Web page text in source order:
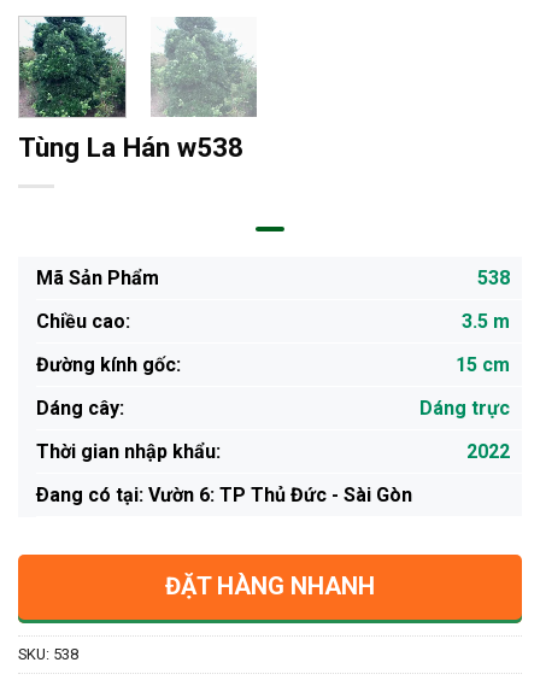
Tùng La Hán w538
Mã Sản Phẩm
538
Chiều cao:
3.5 m
Đường kính gốc:
15 cm
Dáng cây:
Dáng trực
Thời gian nhập khẩu:
2022
Ðang có tại: Vườn 6: TP Thủ Đức - Sài Gòn
ĐẶT HÀNG NHANH
SKU: 538